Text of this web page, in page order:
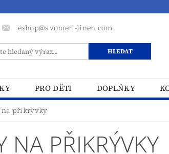
eshop@avomeri-linen.com
PRO DĚTI DOPLŇKY
na přikrývky
NA PŘIKRÝVKY